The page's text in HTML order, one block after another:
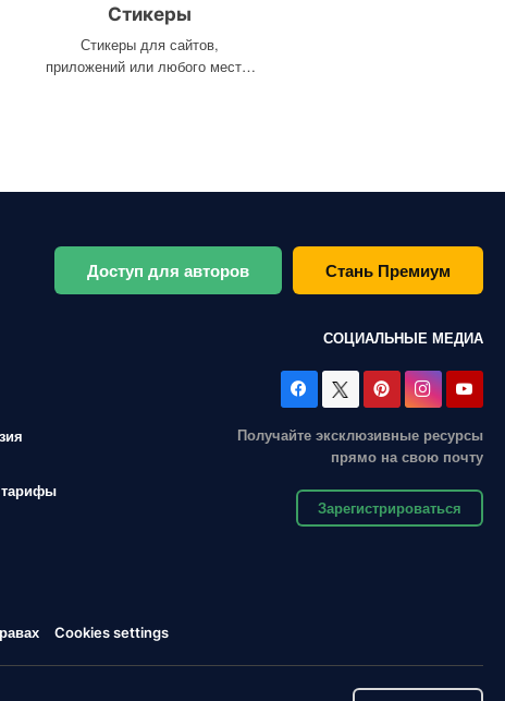
Стикеры
Стикеры для сайтов,
приложений или любого места,
Доступ для авторов Стань Премиум
СОЦИАЛЬНЫЕ МЕДИА
Получайте эксклюзивные ресурсы
прямо на свою почту
Зарегистрироваться
Cookies settings